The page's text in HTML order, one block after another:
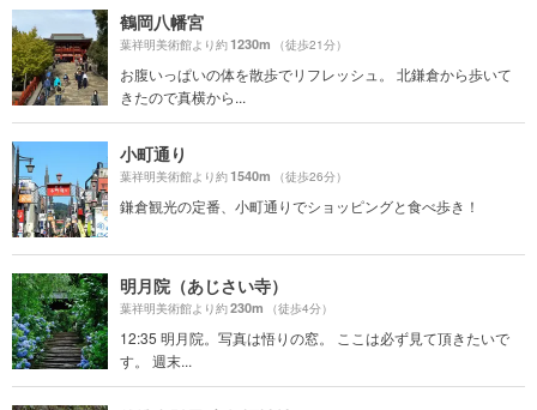
鶴岡八幡宮
葉祥明美術館より約1230m （徒歩21分）
お腹いっぱいの体を散歩でリフレッシュ。 北鎌倉から歩いて
きたので真横から...
小町通り
葉祥明美術館より約1540m （徒歩26分）
鎌倉観光の定番、小町通りでショッピングと食べ歩き！
明月院（あじさい寺）
葉祥明美術館より約230m （徒歩4分）
12:35 明月院。写真は悟りの窓。 ここは必ず見て頂きたいで
す。 週末...